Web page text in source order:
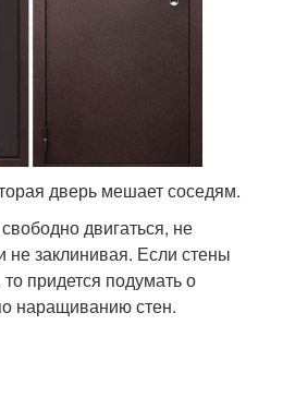
дверь мешает соседям.
двигаться, не
не заклинивая. Если стены
придется подумать о
наращиванию стен.